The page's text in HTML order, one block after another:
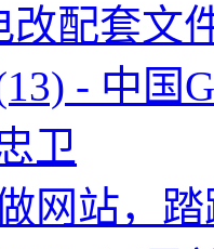
改配套文
- 中国
卫
网站，